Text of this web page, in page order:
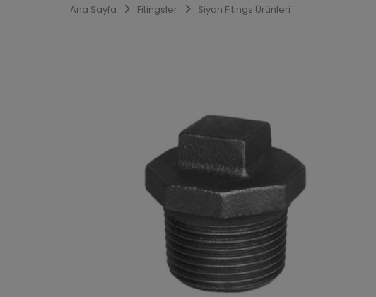
Ana Sayfa Fitingsler Siyah Fitings Ürünleri